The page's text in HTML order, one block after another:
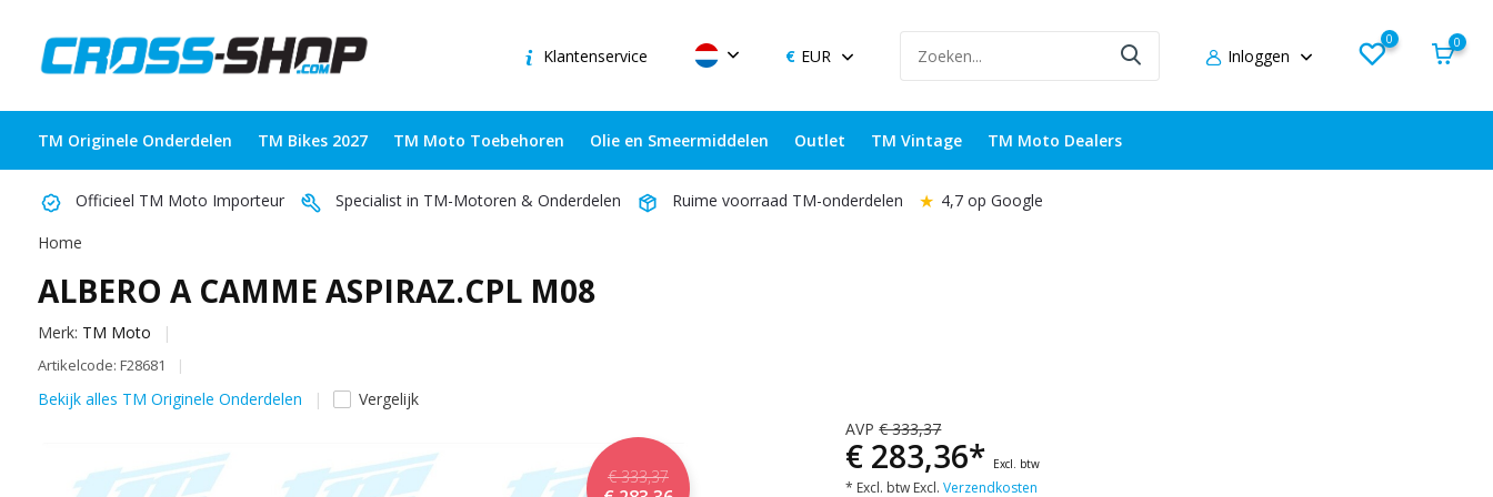
Klantenservice EUR Inloggen
0 0
TM Originele Onderdelen TM Bikes 2027 TM Moto Toebehoren Olie en Smeermiddelen Outlet TM Vintage TM Moto Dealers
Officieel TM Moto Importeur Specialist in TM-Motoren & Onderdelen Ruime voorraad TM-onderdelen ★ 4,7 op Google
Home
ALBERO A CAMME ASPIRAZ.CPL M08
Merk: TM Moto
Artikelcode: F28681
Bekijk alles TM Originele Onderdelen Vergelijk
€ 333,37
AVP€ 333,37
€ 283,36* Excl. btw
* Excl. btw Excl.Verzendkosten